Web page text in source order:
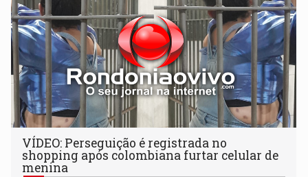
VÍDEO: Perseguição é registrada no
shopping após colombiana furtar celular de
menina